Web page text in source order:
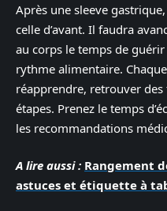
Après une sleeve
celle d’avant. Il faudra
au corps le temps de
rythme alimentaire.
réapprendre, retrouver des
étapes. Prenez le temps
les recommandations
A lire aussi : Rangement
astuces et étiquette à